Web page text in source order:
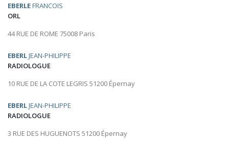
EBERLEFRANCOIS
ORL
44 RUE DE ROME 75008 Paris
EBERLJEAN-PHILIPPE
RADIOLOGUE
10 RUE DE LA COTE LEGRIS 51200 Épernay
EBERLJEAN-PHILIPPE
RADIOLOGUE
3 RUE DES HUGUENOTS 51200 Épernay